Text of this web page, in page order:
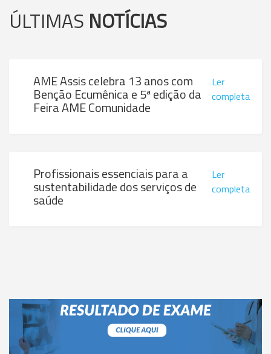
ÚLTIMAS NOTÍCIAS
AME Assis celebra 13 anos com
Benção Ecumênica e 5ª edição da
Feira AME Comunidade
Ler
completa
Profissionais essenciais para a
sustentabilidade dos serviços de
saúde
Ler
completa